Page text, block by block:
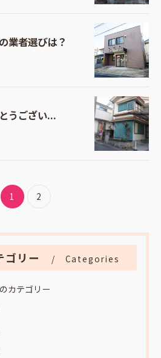
業者選びは？
うござい...
1 2
ゴリー Categories
カテゴリー